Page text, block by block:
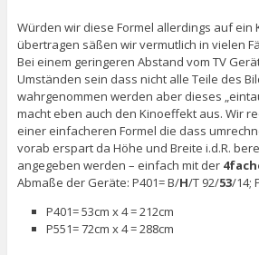
Würden wir diese Formel allerdings auf ein
übertragen säßen wir vermutlich in vielen
Bei einem geringeren Abstand vom TV
Umständen sein dass nicht alle Teile des
wahrgenommen werden aber dieses
macht eben auch den Kinoeffekt aus. Wir
einer einfacheren Formel die dass
vorab erspart da Höhe und Breite i.d.R.
angegeben werden – einfach mit der
Abmaße der Geräte: P401= B/H/T 92/53/14;
P401= 53cm x 4 = 212cm
P551= 72cm x 4 = 288cm